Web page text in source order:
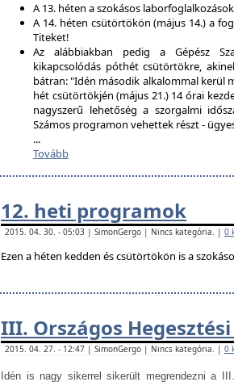
A 13. héten a szokásos
A 14. héten csütörtökön (május 14.) a
Titeket!
Az alábbiakban pedig a Gépész
kikapcsolódás póthét csütörtökre,
bátran: "Idén második alkalommal kerül
hét csütörtökjén (május 21.) 14 órai
nagyszerű lehetőség a szorgalmi
Számos programon vehettek részt -
...
Tovább
12. heti programok
2015. 04. 30. - 05:03 | SimonGergo | Nincs kategória. | 0
Ezen a héten kedden és csütörtökön is a
III. Országos
2015. 04. 27. - 12:47 | SimonGergo | Nincs kategória. | 0
Idén is nagy sikerrel sikerült megrendezni a